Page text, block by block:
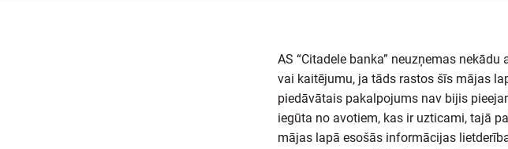
AS “Citadele banka” neuzņemas
vai kaitējumu, ja tāds rastos šīs mājas
piedāvātais pakalpojums nav bijis
iegūta no avotiem, kas ir uzticami, tajā
mājas lapā esošās informācijas